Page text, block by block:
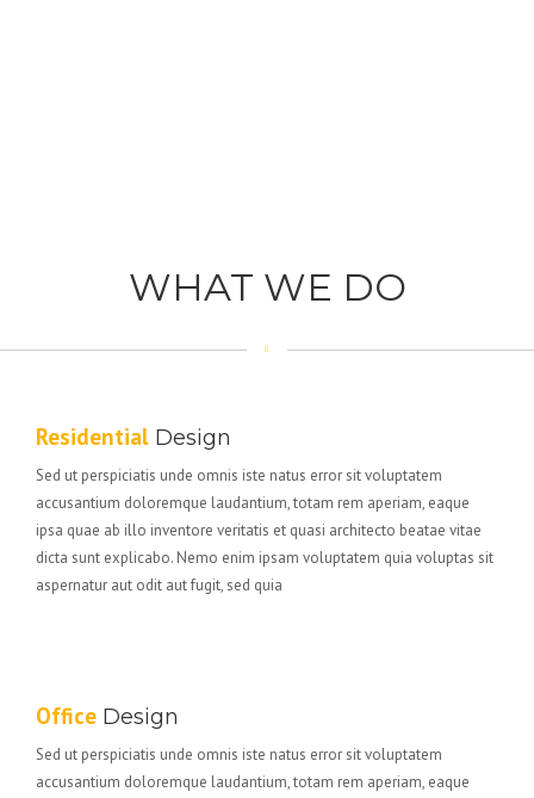
WHAT WE DO
Residential Design
Sed ut perspiciatis unde omnis iste natus error sit voluptatem
accusantium doloremque laudantium, totam rem aperiam, eaque
ipsa quae ab illo inventore veritatis et quasi architecto beatae vitae
dicta sunt explicabo. Nemo enim ipsam voluptatem quia voluptas sit
aspernatur aut odit aut fugit, sed quia
Office Design
Sed ut perspiciatis unde omnis iste natus error sit voluptatem
accusantium doloremque laudantium, totam rem aperiam, eaque